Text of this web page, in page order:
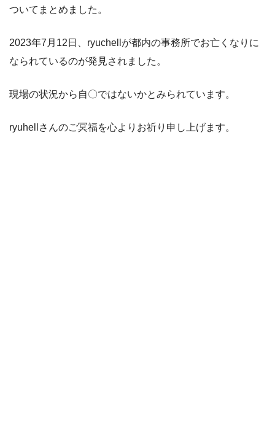
ついてまとめました。
2023年7月12日、ryuchellが都内の事務所でお亡くなりに
なられているのが発見されました。
現場の状況から自〇ではないかとみられています。
ryuhellさんのご冥福を心よりお祈り申し上げます。